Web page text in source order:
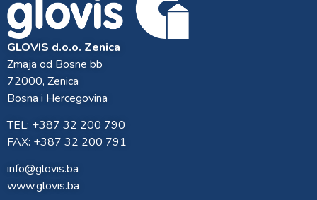
GLOVIS d.o.o. Zenica
Zmaja od Bosne bb
72000, Zenica
Bosna i Hercegovina
TEL: +387 32 200 790
FAX: +387 32 200 791
info@glovis.ba
www.glovis.ba